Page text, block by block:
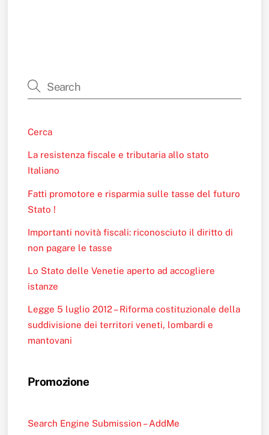
Cerca
La resistenza fiscale e tributaria allo stato
Italiano
Fatti promotore e risparmia sulle tasse del futuro
Stato !
Importanti novità fiscali: riconosciuto il diritto di
non pagare le tasse
Lo Stato delle Venetie aperto ad accogliere
istanze
Legge 5 luglio 2012 – Riforma costituzionale della
suddivisione dei territori veneti, lombardi e
mantovani
Promozione
Search Engine Submission – AddMe